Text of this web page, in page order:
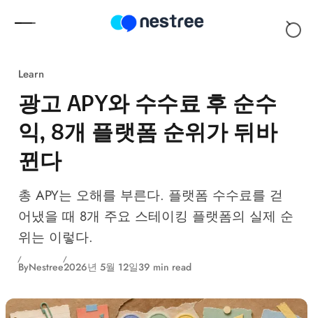
Learn
광고 APY와 수수료 후 순수
익, 8개 플랫폼 순위가 뒤바
뀐다
총 APY는 오해를 부른다. 플랫폼 수수료를 걷
어냈을 때 8개 주요 스테이킹 플랫폼의 실제 순
위는 이렇다.
ByNestree2026년 5월 12일39 min read